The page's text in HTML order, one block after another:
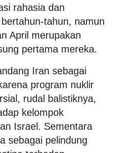
rahasia dan
tahun, namun
April merupakan
pertama mereka.
Iran sebagai
program nuklir
rudal balistiknya,
kelompok
Israel. Sementara
sebagai pelindung